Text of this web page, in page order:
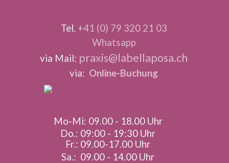
Mo-Mi: 09.00 - 18.00 Uhr
Do.: 09:00 - 19:30 Uhr
Fr.: 09.00-17.00 Uhr
Sa.: 09.00 - 14.00 Uhr
Tel. +41 (0) 79 320 21 03
Whatsapp
via Mail: praxis@labellaposa.ch
via: Online-Buchung